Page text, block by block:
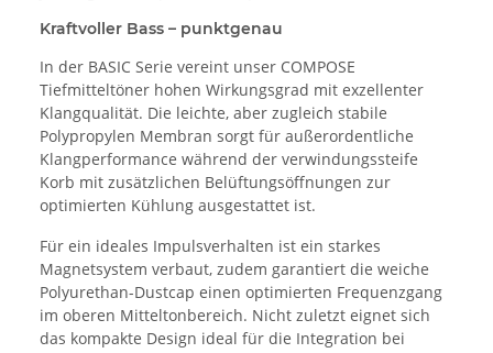
Kraftvoller Bass – punktgenau
In der BASIC Serie vereint unser COMPOSE
Tiefmitteltöner hohen Wirkungsgrad mit exzellenter
Klangqualität. Die leichte, aber zugleich stabile
Polypropylen Membran sorgt für außerordentliche
Klangperformance während der verwindungssteife
Korb mit zusätzlichen Belüftungsöffnungen zur
optimierten Kühlung ausgestattet ist.
Für ein ideales Impulsverhalten ist ein starkes
Magnetsystem verbaut, zudem garantiert die weiche
Polyurethan-Dustcap einen optimierten Frequenzgang
im oberen Mitteltonbereich. Nicht zuletzt eignet sich
das kompakte Design ideal für die Integration bei